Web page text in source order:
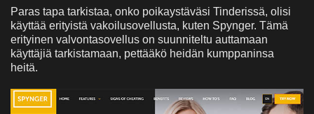
Paras tapa tarkistaa, onko poikaystäväsi Tinderissä, olisi
käyttää erityistä vakoilusovellusta, kuten Spynger. Tämä
erityinen valvontasovellus on suunniteltu auttamaan
käyttäjiä tarkistamaan, pettääkö heidän kumppaninsa
heitä.